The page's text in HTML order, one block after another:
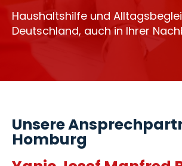
Haushaltshilfe und
Deutschland, auch in Ihrer
Unsere
Homburg